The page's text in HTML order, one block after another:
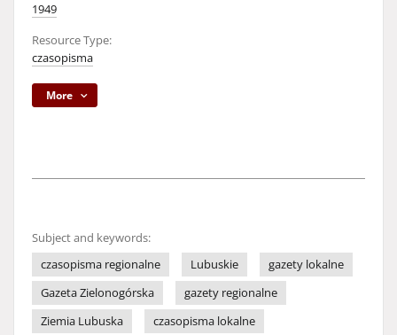
1949
Resource Type:
czasopisma
More
Subject and keywords:
czasopisma regionalne
Lubuskie
gazety lokalne
Gazeta Zielonogórska
gazety regionalne
Ziemia Lubuska
czasopisma lokalne